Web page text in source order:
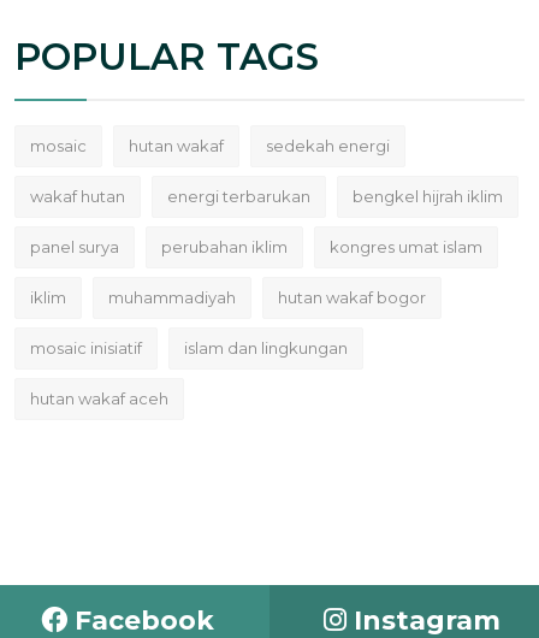
POPULAR TAGS
mosaic hutan wakaf sedekah energi
wakaf hutan energi terbarukan bengkel hijrah iklim
panel surya perubahan iklim kongres umat islam
iklim muhammadiyah hutan wakaf bogor
mosaic inisiatif islam dan lingkungan
hutan wakaf aceh
Facebook Instagram